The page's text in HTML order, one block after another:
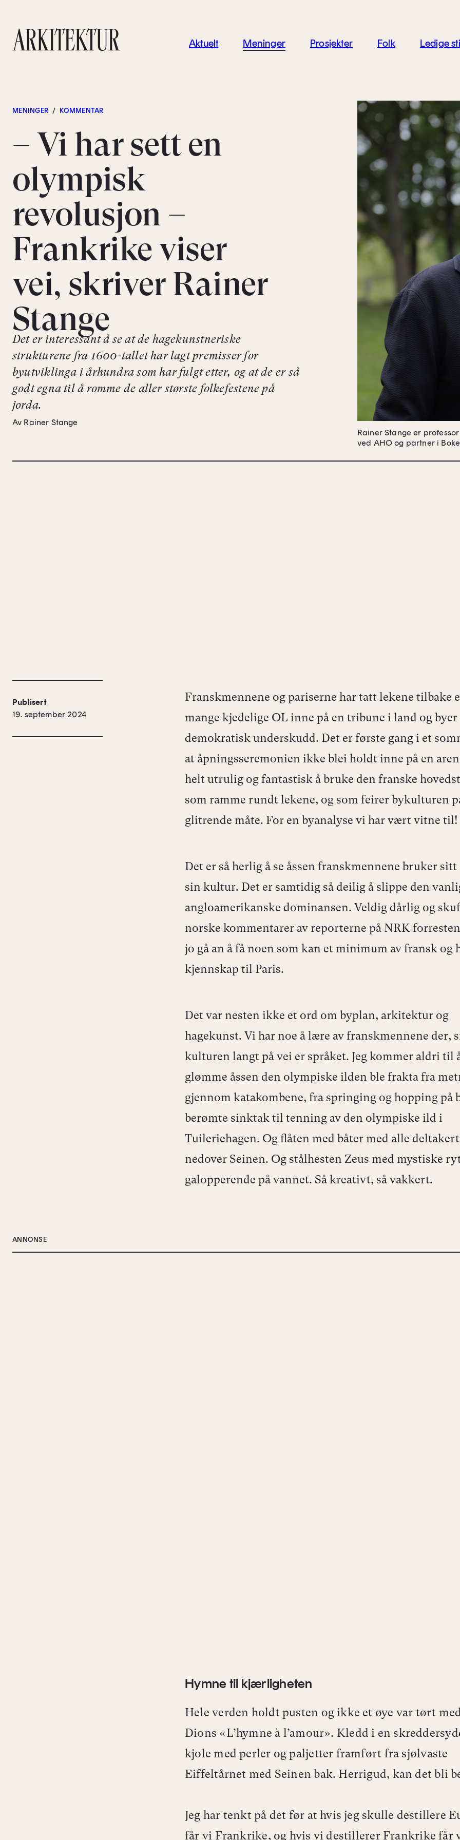
Aktuelt Meninger Prosjekter Folk Ledige
MENINGER / KOMMENTAR
– Vi har sett en
olympisk
revolusjon –
Frankrike viser
vei, skriver Rainer
Stange
Det er interessant å se at de hagekunstneriske
strukturene fra 1600-tallet har lagt premisser for
byutviklinga i århundra som har fulgt etter, og at de er så
godt egna til å romme de aller største folkefestene på
jorda.
Av Rainer Stange
Rainer Stange er
ved AHO og partner i
Publisert
19. september 2024
Franskmennene og pariserne har tatt lekene tilbake
mange kjedelige OL inne på en tribune i land og byer
demokratisk underskudd. Det er første gang i et
at åpningsseremonien ikke blei holdt inne på en
helt utrulig og fantastisk å bruke den franske
som ramme rundt lekene, og som feirer bykulturen
glitrende måte. For en byanalyse vi har vært vitne til!
Det er så herlig å se åssen franskmennene bruker sitt
sin kultur. Det er samtidig så deilig å slippe den
angloamerikanske dominansen. Veldig dårlig og
norske kommentarer av reporterne på NRK
jo gå an å få noen som kan et minimum av fransk og
kjennskap til Paris.
Det var nesten ikke et ord om byplan, arkitektur og
hagekunst. Vi har noe å lære av franskmennene der,
kulturen langt på vei er språket. Jeg kommer aldri til
glømme åssen den olympiske ilden ble frakta fra
gjennom katakombene, fra springing og hopping på
berømte sinktak til tenning av den olympiske ild i
Tuileriehagen. Og flåten med båter med alle
nedover Seinen. Og stålhesten Zeus med mystiske
galopperende på vannet. Så kreativt, så vakkert.
ANNONSE
Hymne til kjærligheten
Hele verden holdt pusten og ikke et øye var tørt
Dions «L’hymne à l’amour». Kledd i en
kjole med perler og paljetter framført fra sjølvaste
Eiffeltårnet med Seinen bak. Herrigud, kan det bli
Jeg har tenkt på det før at hvis jeg skulle destillere
får vi Frankrike, og hvis vi destillerer Frankrike får